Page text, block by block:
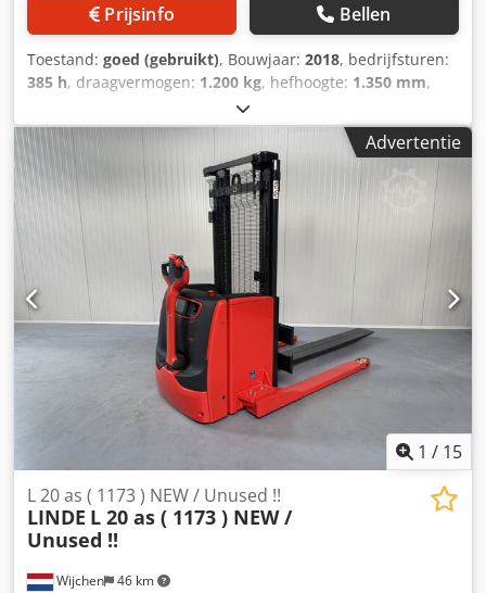
Prijsinfo Bellen
Toestand: goed (gebruikt), Bouwjaar: 2018, bedrijfsturen:
385 h, draagvermogen: 1.200 kg, hefhoogte: 1.350 mm,
, masttype:
bouwhoogte:1.850 mm, Manufacturer + model:TOYOTA
SWE 120 S * EX * Miretti 3D / Zone 22 * Mast:1F1350
ID:26031.0053 Cat.:Demo Mast:1F1350 Lowered
height:1830 mm Lifting height:1350 mm Capacity:1200 kg
Year:2018 Hours:385 hours Capacity:24v / 300ah Csdozq Uk
Nepfx Agysrf Options:* EX * MIRETTI - E8904 Systeem /
Certificate = ATEX 00032 Gasgroep = IIIB Tempklasse =
135*C ( = T4 ) Type = Cat 3D ( toegestaan in ZONE 22
)Breedspoor * EX * uitvoering- met VRIJDRAGENDE
verstelbare heftruck lepels - GESCHIKT voor alle soorten
pallets - Breedte tussen de steunpoten = 1220 MM !!
Advertentie
1 / 15
Wijchen 46 km
L 20 as ( 1173 ) NEW / Unused !!
LINDE L 20 as ( 1173 ) NEW /
Unused !!